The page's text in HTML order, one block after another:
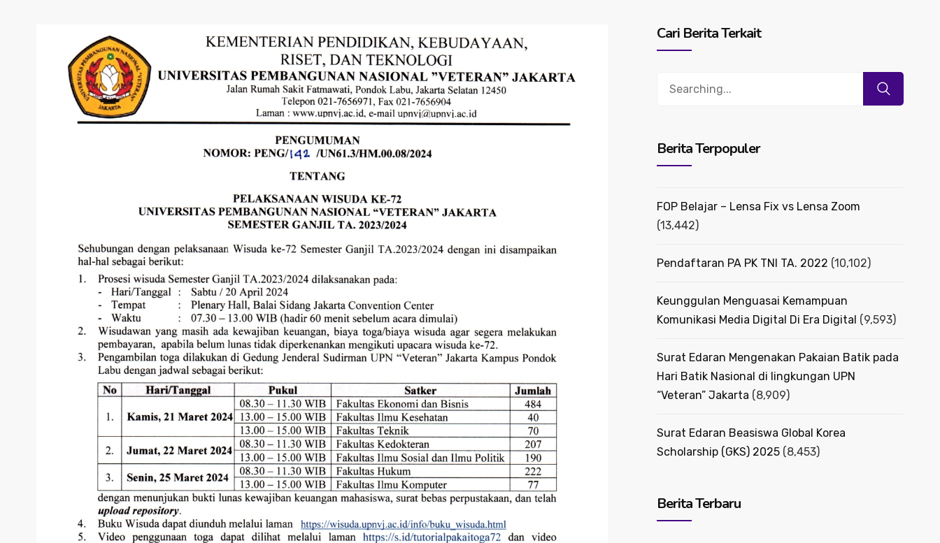
Cari Berita Terkait
Search
Berita Terpopuler
FOP Belajar – Lensa Fix vs Lensa Zoom
(13,442)
Pendaftaran PA PK TNI TA. 2022 (10,102)
Keunggulan Menguasai Kemampuan
Komunikasi Media Digital Di Era Digital (9,593)
Surat Edaran Mengenakan Pakaian Batik pada
Hari Batik Nasional di lingkungan UPN
“Veteran” Jakarta (8,909)
Surat Edaran Beasiswa Global Korea
Scholarship (GKS) 2025 (8,453)
Berita Terbaru